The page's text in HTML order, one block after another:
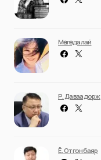
Мөнгөндалай
Р. Даваадорж
Ё. Отгонбаяр